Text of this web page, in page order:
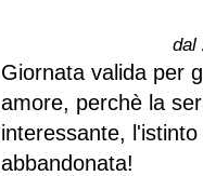
dal
Giornata valida per
amore, perchè la
interessante,
abbandonata!